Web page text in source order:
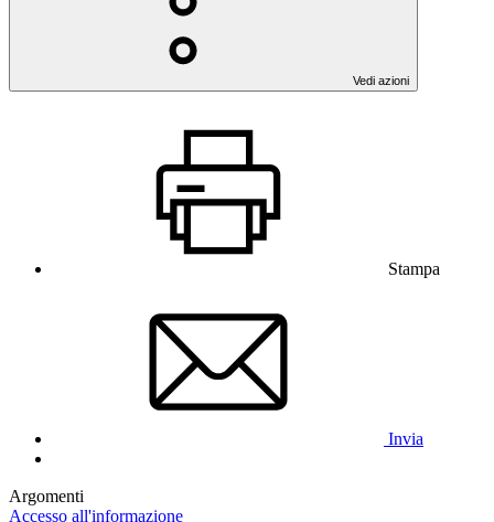
Vedi azioni
Stampa
Invia
Argomenti
Accesso all'informazione